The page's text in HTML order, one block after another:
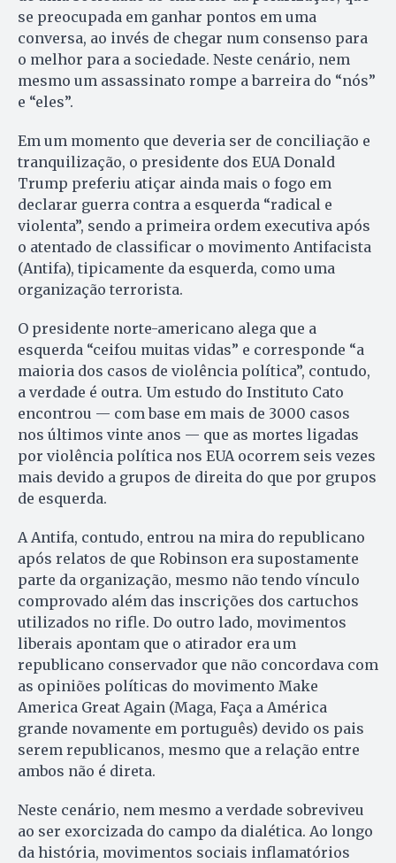
se preocupada em ganhar pontos em uma
conversa, ao invés de chegar num consenso para
o melhor para a sociedade. Neste cenário, nem
mesmo um assassinato rompe a barreira do “nós”
e “eles”.
Em um momento que deveria ser de conciliação e
tranquilização, o presidente dos EUA Donald
Trump preferiu atiçar ainda mais o fogo em
declarar guerra contra a esquerda “radical e
violenta”, sendo a primeira ordem executiva após
o atentado de classificar o movimento Antifacista
(Antifa), tipicamente da esquerda, como uma
organização terrorista.
O presidente norte-americano alega que a
esquerda “ceifou muitas vidas” e corresponde “a
maioria dos casos de violência política”, contudo,
a verdade é outra. Um estudo do Instituto Cato
encontrou — com base em mais de 3000 casos
nos últimos vinte anos — que as mortes ligadas
por violência política nos EUA ocorrem seis vezes
mais devido a grupos de direita do que por grupos
de esquerda.
A Antifa, contudo, entrou na mira do republicano
após relatos de que Robinson era supostamente
parte da organização, mesmo não tendo vínculo
comprovado além das inscrições dos cartuchos
utilizados no rifle. Do outro lado, movimentos
liberais apontam que o atirador era um
republicano conservador que não concordava com
as opiniões políticas do movimento Make
America Great Again (Maga, Faça a América
grande novamente em português) devido os pais
serem republicanos, mesmo que a relação entre
ambos não é direta.
Neste cenário, nem mesmo a verdade sobreviveu
ao ser exorcizada do campo da dialética. Ao longo
da história, movimentos sociais inflamatórios